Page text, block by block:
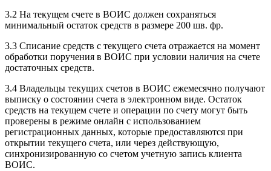
3.2 На текущем счете в ВОИС должен сохраняться
минимальный остаток средств в размере 200 шв. фр.
3.3 Списание средств с текущего счета отражается на момент
обработки поручения в ВОИС при условии наличия на счете
достаточных средств.
3.4 Владельцы текущих счетов в ВОИС ежемесячно получают
выписку о состоянии счета в электронном виде. Остаток
средств на текущем счете и операции по счету могут быть
проверены в режиме онлайн с использованием
регистрационных данных, которые предоставляются при
открытии текущего счета, или через действующую,
синхронизированную со счетом учетную запись клиента
ВОИС.